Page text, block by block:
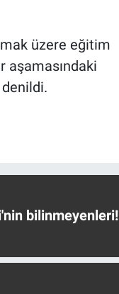
üzere eğitim
aşamasındaki
bilinmeyenleri!